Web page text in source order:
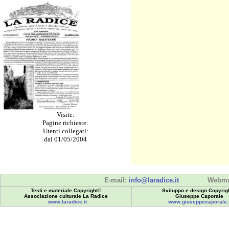
Visite:
Pagine richieste:
Utenti collegati:
dal 01/05/2004
E-mail: info@laradice.it
Testi e materiale Copyright©
Associazione culturale La Radice
www.laradice.it
Sviluppo e design
Giuseppe Caporale